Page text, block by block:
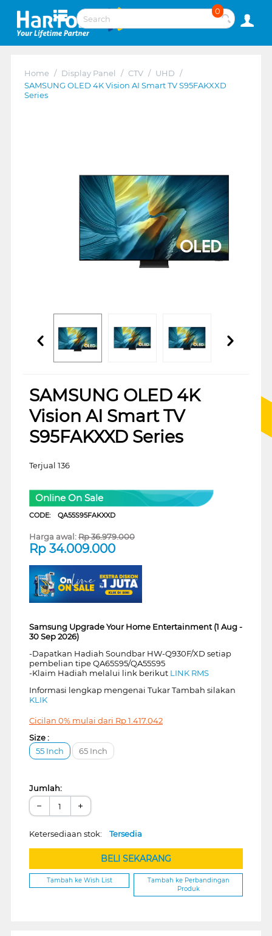
0
Home / Display Panel / CTV / UHD /
SAMSUNG OLED 4K Vision AI Smart TV S95FAKXXD
Series
SAMSUNG OLED 4K
Vision AI Smart TV
S95FAKXXD Series
Terjual 136
Online On Sale
CODE: QA55S95FAKXXD
Harga awal:Rp36.979.000
Rp 34.009.000
Samsung Upgrade Your Home Entertainment (1 Aug -
30 Sep 2026)
-Dapatkan Hadiah Soundbar HW-Q930F/XD setiap
pembelian tipe QA65S95/QA55S95
-Klaim Hadiah melalui link berikut LINK RMS
Informasi lengkap mengenai Tukar Tambah silakan
KLIK
Cicilan 0% mulai dari Rp1.417.042
Size :
55 Inch
65 Inch
Jumlah:
− +
Ketersediaan stok: Tersedia
BELI SEKARANG
Tambah ke Wish List
Tambah ke Perbandingan
Produk